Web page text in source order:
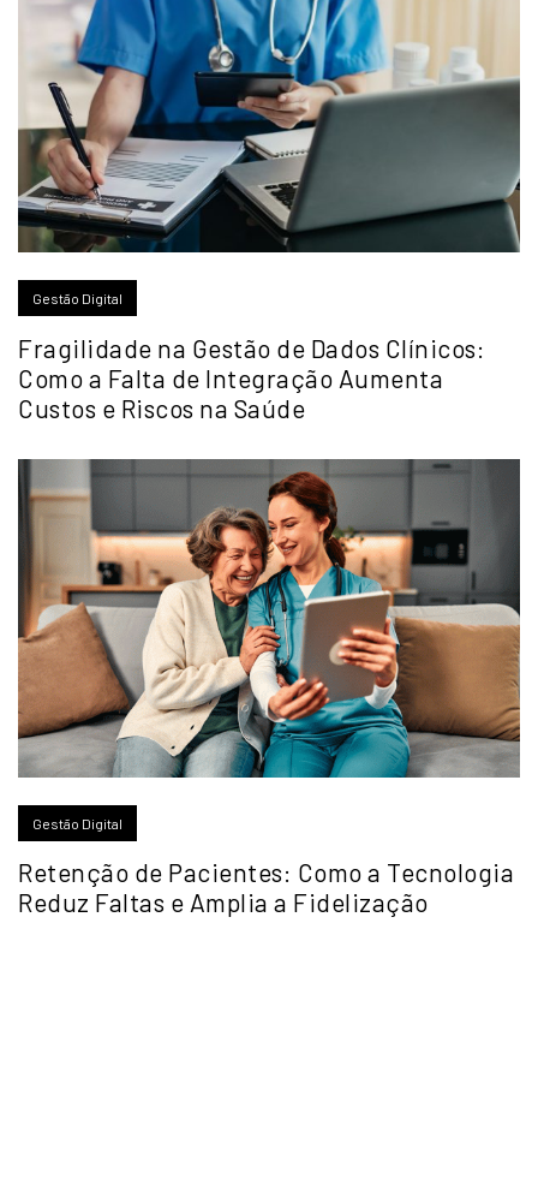
Gestão Digital
Fragilidade na Gestão de Dados Clínicos:
Como a Falta de Integração Aumenta
Custos e Riscos na Saúde
Gestão Digital
Retenção de Pacientes: Como a Tecnologia
Reduz Faltas e Amplia a Fidelização